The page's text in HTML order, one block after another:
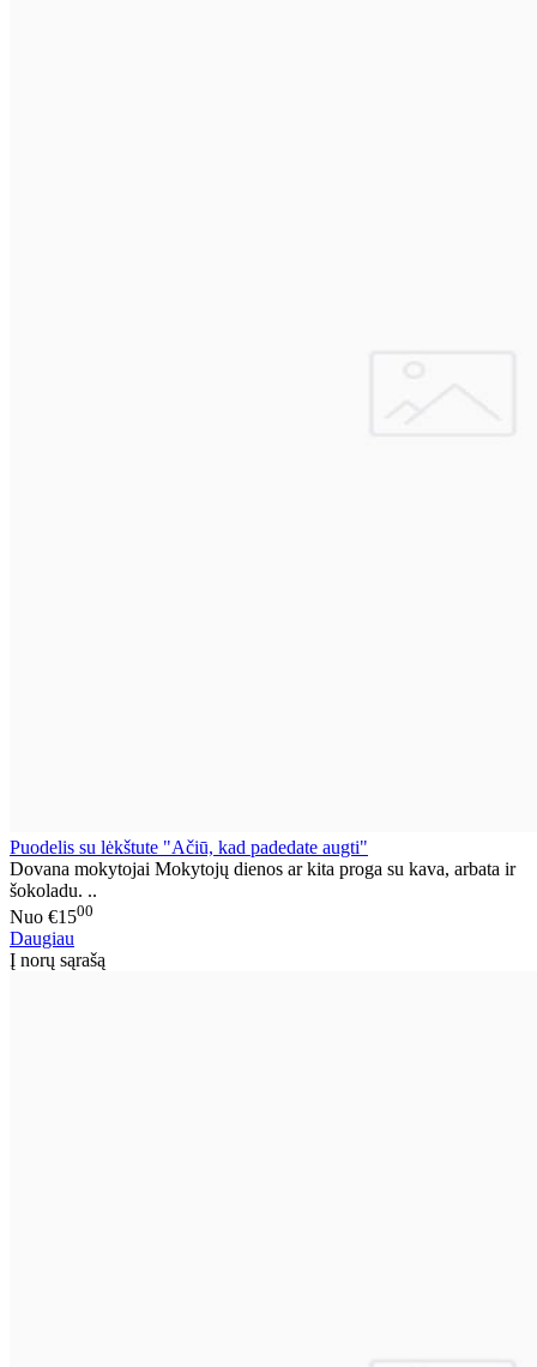
Puodelis su lėkštute "Ačiū, kad padedate augti"
Dovana mokytojai Mokytojų dienos ar kita proga su kava, arbata ir
šokoladu. ..
Nuo €1500
Daugiau
Į norų sąrašą